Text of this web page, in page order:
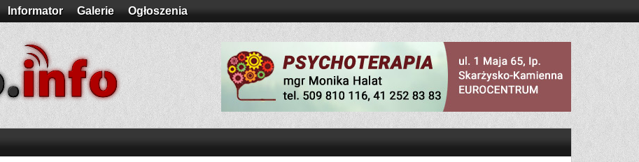
Informator Galerie Ogłoszenia